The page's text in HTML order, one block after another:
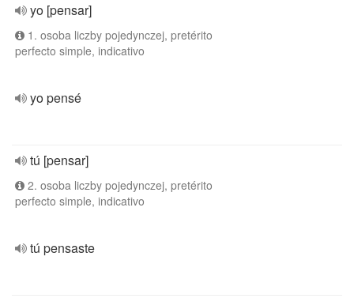
yo [pensar]
1. osoba liczby pojedynczej, pretérito
perfecto simple, indicativo
yo pensé
tú [pensar]
2. osoba liczby pojedynczej, pretérito
perfecto simple, indicativo
tú pensaste